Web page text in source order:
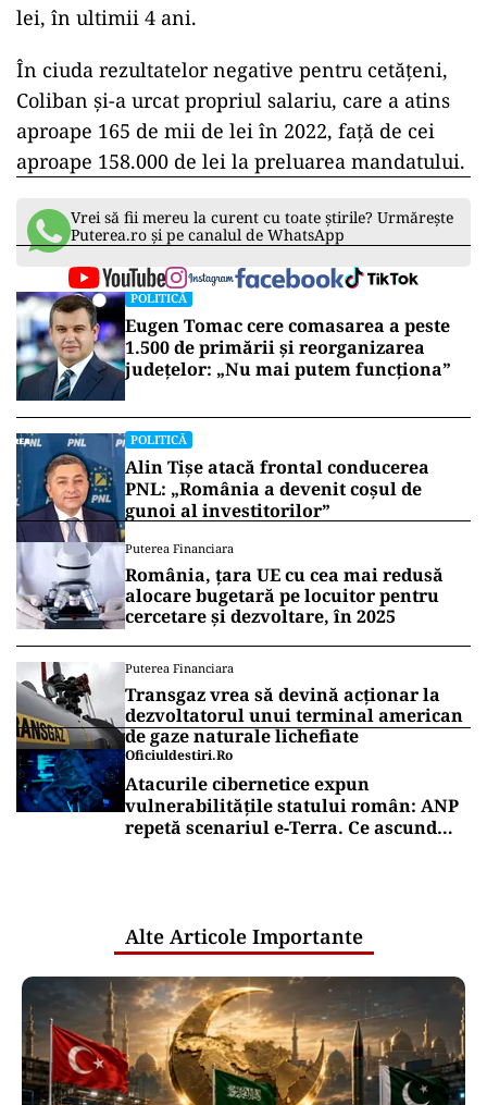
lei, în ultimii 4 ani.
În ciuda rezultatelor negative pentru cetățeni,
Coliban și-a urcat propriul salariu, care a atins
aproape 165 de mii de lei în 2022, față de cei
aproape 158.000 de lei la preluarea mandatului.
Vrei să fii mereu la curent cu toate știrile? Urmărește
Puterea.ro și pe canalul de WhatsApp
POLITICĂ
Eugen Tomac cere comasarea a peste
1.500 de primării și reorganizarea
județelor: „Nu mai putem funcționa”
POLITICĂ
Alin Tișe atacă frontal conducerea
PNL: „România a devenit coșul de
gunoi al investitorilor”
Puterea Financiara
România, țara UE cu cea mai redusă
alocare bugetară pe locuitor pentru
cercetare și dezvoltare, în 2025
Puterea Financiara
Transgaz vrea să devină acționar la
dezvoltatorul unui terminal american
de gaze naturale lichefiate
Oficiuldestiri.ro
Atacurile cibernetice expun
vulnerabilitățile statului român: ANP
repetă scenariul e‑Terra. Ce ascund
Alte Articole Importante